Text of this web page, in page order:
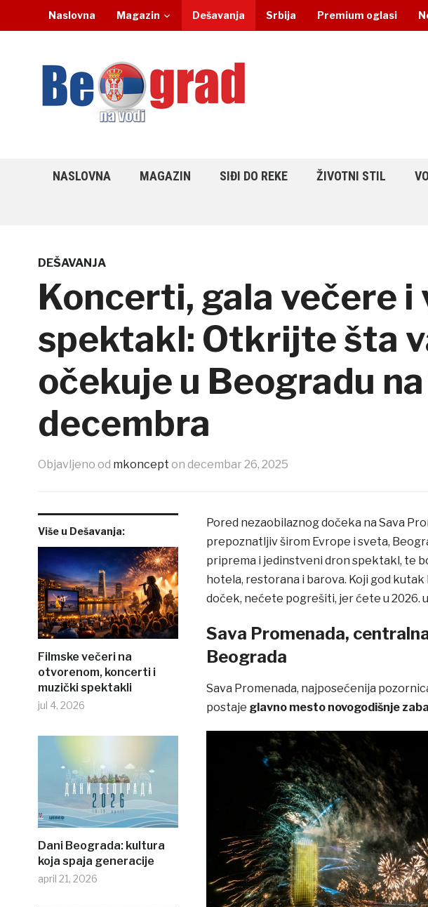
Naslovna Magazin Dešavanja Srbija Premium oglasi
NASLOVNA MAGAZIN SIĐI DO REKE ŽIVOTNI STIL
DEŠAVANJA
Koncerti, gala večere i
spektakl: Otkrijte šta
očekuje u Beogradu
decembra
Objavljeno od mkoncept on decembar 26, 2025
Više u Dešavanja:
Filmske večeri na
otvorenom, koncerti i
muzički spektakli
jul 4, 2026
Dani Beograda: kultura
koja spaja generacije
april 21, 2026
Pored nezaobilaznog dočeka na Sava
prepoznatljiv širom Evrope i sveta,
priprema i jedinstveni dron spektakl, te
hotela, restorana i barova. Koji god
doček, nećete pogrešiti, jer ćete u 2026.
Sava Promenada,
Beograda
Sava Promenada, najposećenija
postaje glavno mesto novogodišnje